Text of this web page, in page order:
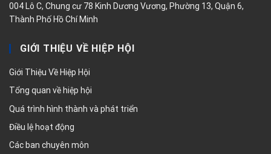
004 Lô C, Chung cư 78 Kinh Dương Vương, Phường 13, Quận 6,
Thành Phố Hồ Chí Minh
GIỚI THIỆU VỀ HIỆP HỘI
Giới Thiệu Về Hiệp Hội
Tổng quan về hiệp hội
Quá trình hình thành và phát triển
Điều lệ hoạt động
Các ban chuyên môn